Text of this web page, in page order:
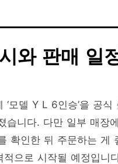
와 판매 일
‘모델 Y L 6인승’을 공
습니다. 다만 일부 매장
확인한 뒤 주문하는 게
으로 시작될 예정입니